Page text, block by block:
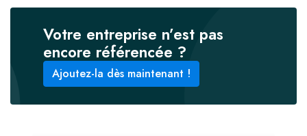
Votre entreprise n’est pas
encore référencée ?
Ajoutez-la dès maintenant !